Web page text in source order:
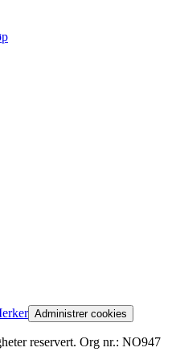
Administrer cookies
reservert. Org nr.: NO947